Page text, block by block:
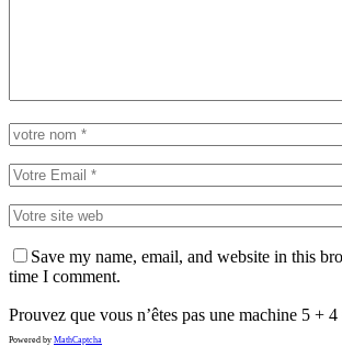
Save my name, email, and website in this
time I comment.
Prouvez que vous n’êtes pas une machine 5 + 4
Powered by MathCaptcha